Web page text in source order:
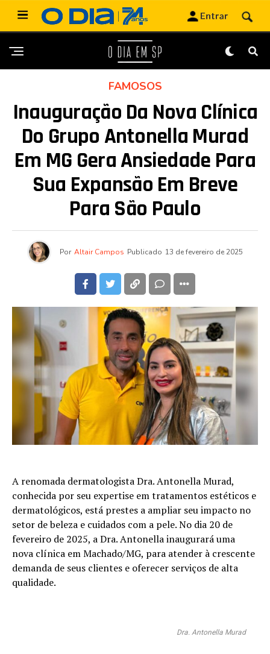
FAMOSOS
Inauguração Da Nova Clínica
Do Grupo Antonella Murad
Em MG Gera Ansiedade Para
Sua Expansão Em Breve
Para São Paulo
Por Altair Campos Publicado 13 de fevereiro de 2025
A renomada dermatologista Dra. Antonella Murad,
conhecida por seu expertise em tratamentos estéticos e
dermatológicos, está prestes a ampliar seu impacto no
setor de beleza e cuidados com a pele. No dia 20 de
fevereiro de 2025, a Dra. Antonella inaugurará uma
nova clínica em Machado/MG, para atender à crescente
demanda de seus clientes e oferecer serviços de alta
qualidade.
Dra. Antonella Murad